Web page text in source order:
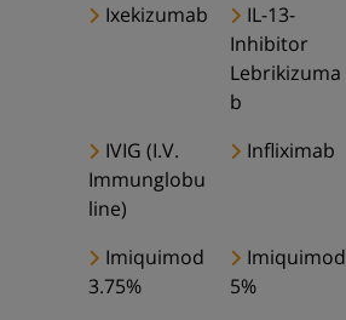
Ixekizumab
IL-13-
Inhibitor
Lebrikizuma
b
IVIG (I.V.
Immunglobu
line)
Infliximab
Imiquimod
3.75%
Imiquimod
5%